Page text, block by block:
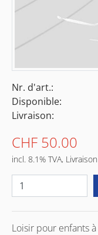
Nr. d'art.:
Disponible:
Livraison:
CHF 50.00
incl. 8.1% TVA,
Loisir pour enfants